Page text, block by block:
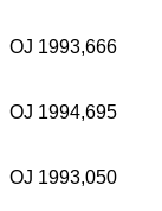
OJ 1993,666
OJ 1994,695
OJ 1993,050